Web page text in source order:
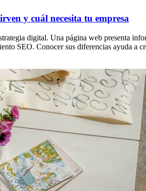
y cuál necesita tu empresa
digital. Una página web presenta
SEO. Conocer sus diferencias ayuda a